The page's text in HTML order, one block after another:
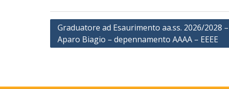
Navigazione
articoli
Graduatore ad Esaurimento aa.ss. 2026/2028 –
Aparo Biagio – depennamento AAAA – EEEE